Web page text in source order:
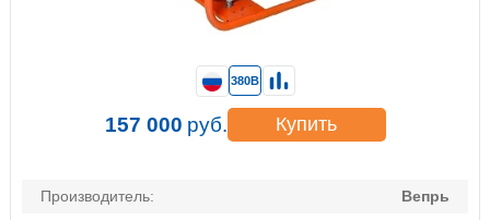
Производитель:
Вепрь
380В
157 000 руб. Купить